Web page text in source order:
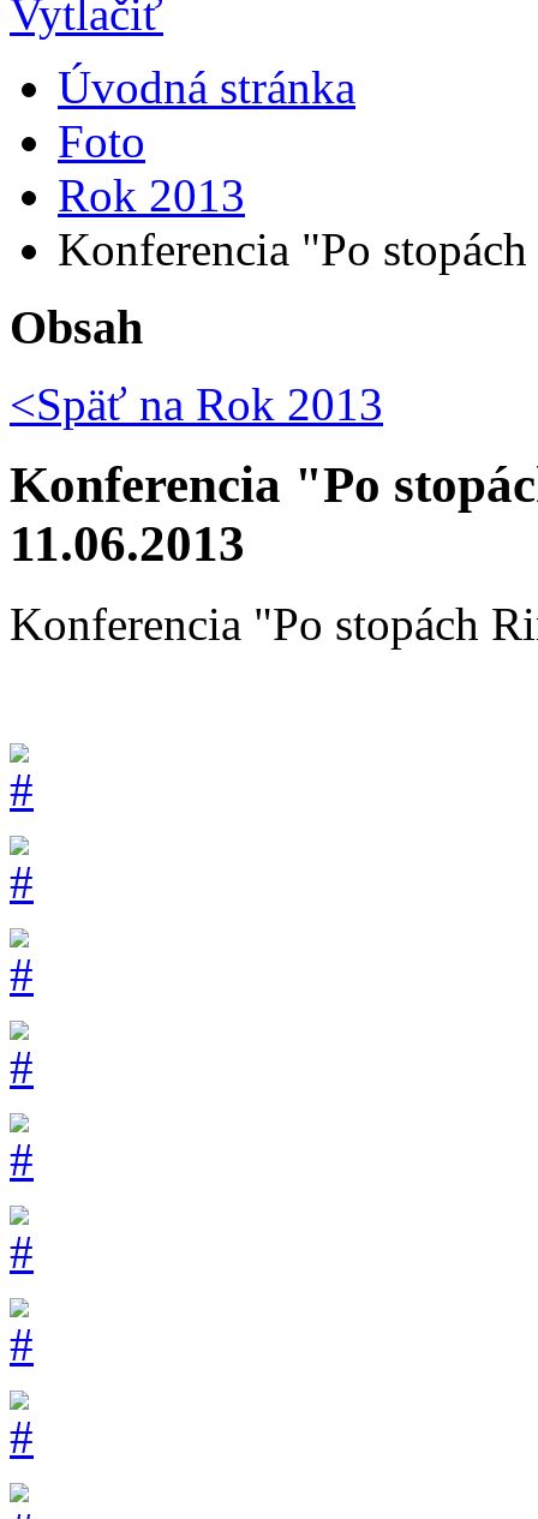
Úvodná stránka
Foto
Rok 2013
Konferencia "Po
Obsah
<Späť na Rok 2013
Konferencia "Po
11.06.2013
Konferencia "Po stopách